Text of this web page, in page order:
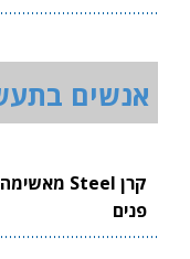
אנשים
פנים